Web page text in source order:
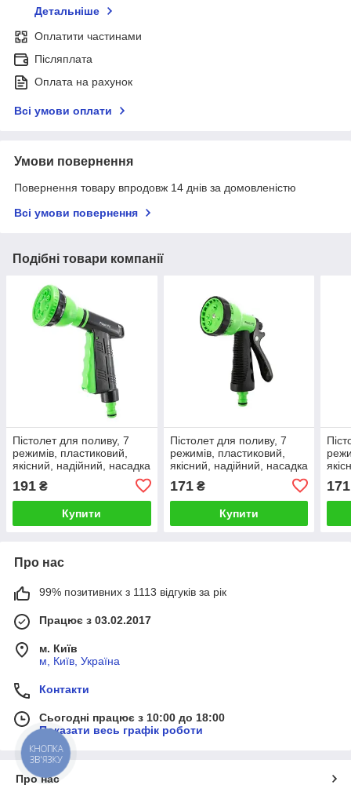
Детальніше
Оплатити частинами
Післяплата
Оплата на рахунок
Всі умови оплати
Умови повернення
Повернення товару впродовж 14 днів за домовленістю
Всі умови повернення
Подібні товари компанії
Пістолет для поливу, 7
режимів, пластиковий,
якісний, надійний, насадка
для поливу Presto-PS арт.
4442
191 ₴
Купити
Пістолет для поливу, 7
режимів, пластиковий,
якісний, надійний, насадка
для поливу Presto-PS арт.
4480
171₴
Купити
171
Про нас
99% позитивних з 1113 відгуків за рік
Працює з 03.02.2017
м. Київ
м, Київ, Україна
Контакти
Сьогодні працює з 10:00 до 18:00
Показати весь графік роботи
Про нас
КНОПКА
ЗВ'ЯЗКУ